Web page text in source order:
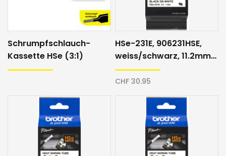
Schrumpfschlauch-
Kassette HSe (3:1)
HSe-231E, 906231HSE,
weiss/schwarz, 11.2mm,
Schrumpfschlauch
CHF 30.95